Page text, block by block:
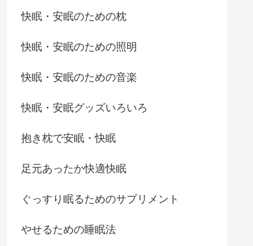
快眠・安眠のための枕
快眠・安眠のための照明
快眠・安眠のための音楽
快眠・安眠グッズいろいろ
抱き枕で安眠・快眠
足元あったか快適快眠
ぐっすり眠るためのサプリメント
やせるための睡眠法